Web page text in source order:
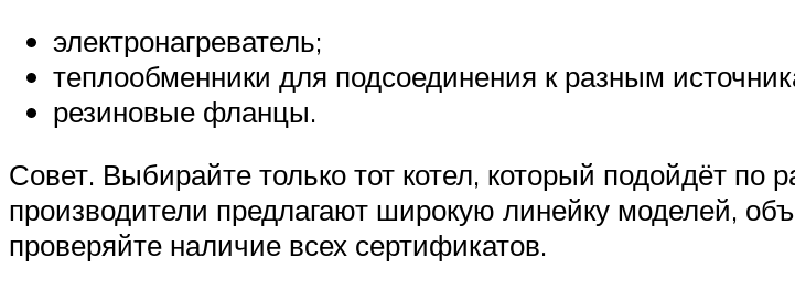
электронагреватель;
теплообменники для подсоединения к разным
резиновые фланцы.
Совет. Выбирайте только тот котел, который подойдёт
производители предлагают широкую линейку моделей,
проверяйте наличие всех сертификатов.